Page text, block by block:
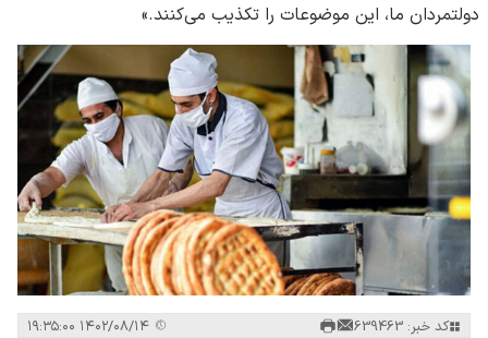
دولتمردان ما، این موضوعات را تکذیب می‌کنند.»
کد خبر: 639463